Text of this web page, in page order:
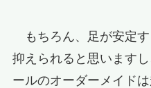
もちろん、足が安定す
抑えられると思います
ールのオーダーメイド